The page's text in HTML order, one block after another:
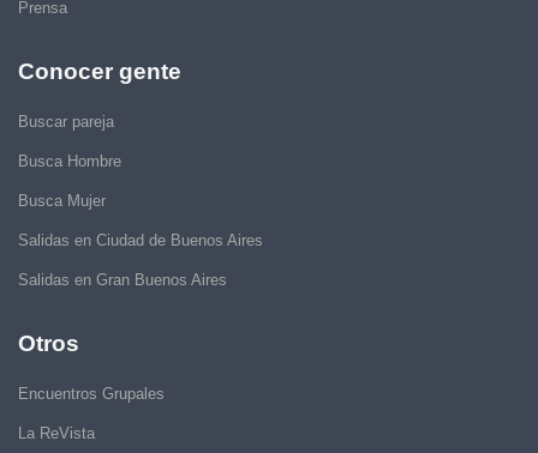
Prensa
Conocer gente
Buscar pareja
Busca Hombre
Busca Mujer
Salidas en Ciudad de Buenos Aires
Salidas en Gran Buenos Aires
Otros
Encuentros Grupales
La ReVista